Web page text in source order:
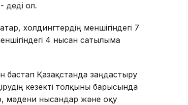
деді ол.
холдингтердің меншігіндегі 7
4 нысан сатылымға
бастап Қазақстанда заңдастыру
кезекті толқыны барысында
мәдени нысандар және оқу